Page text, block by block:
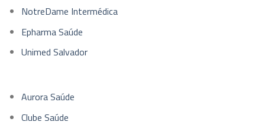
NotreDame Intermédica
Epharma Saúde
Unimed Salvador
Aurora Saúde
Clube Saúde